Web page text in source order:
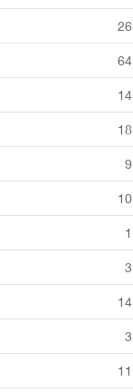
26
64
14
18
9
10
1
3
14
3
11